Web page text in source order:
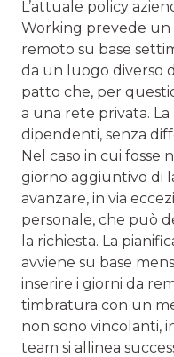
L’attuale policy
Working prevede un
remoto su base
da un luogo diverso
patto che, per
a una rete privata.
dipendenti, senza
Nel caso in cui fosse
giorno aggiuntivo di
avanzare, in via
personale, che può
la richiesta. La
avviene su base
inserire i giorni da
timbratura con un
non sono vincolanti,
team si allinea